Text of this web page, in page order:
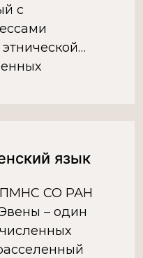
с
места и
и […]
язык
СО РАН
– один